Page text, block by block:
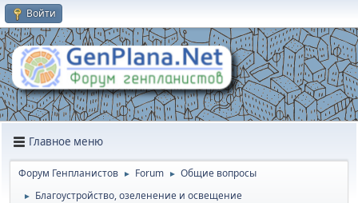
Войти
Главное меню
Форум Генпланистов ► Forum ► Общие вопросы
► Благоустройство, озеленение и освещение